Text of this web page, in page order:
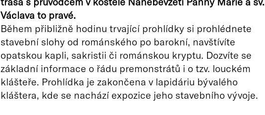
Václava to pravé.
Během přibližně hodinu trvající prohlídky si prohlédnete
stavební slohy od románského po barokní, navštívíte
opatskou kapli, sakristii či románskou kryptu. Dozvíte se
základní informace o řádu premonstrátů i o tzv. louckém
klášteře. Prohlídka je zakončena v lapidáriu bývalého
kláštera, kde se nachází expozice jeho stavebního vývoje.